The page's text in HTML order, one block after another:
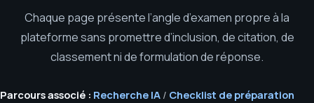
Chaque page présente l’angle d’examen propre à la
plateforme sans promettre d’inclusion, de citation, de
classement ni de formulation de réponse.
Parcours associé : Recherche IA / Checklist de préparation